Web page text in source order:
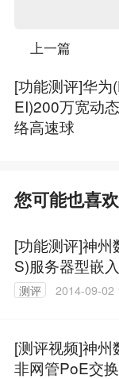
上一篇
[功能测评]华为
EI)200万宽动
络高速球
您可能也喜
[功能测评]神州
S)服务器型嵌
像机
测评
2014-09-02
[测评视频]神
非网管PoE交